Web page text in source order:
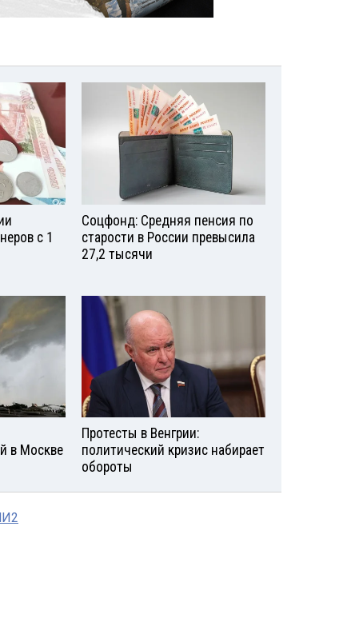
с 1
Соцфонд: Средняя пенсия по
старости в России превысила
27,2 тысячи
в Москве
Протесты в Венгрии:
политический кризис набирает
обороты